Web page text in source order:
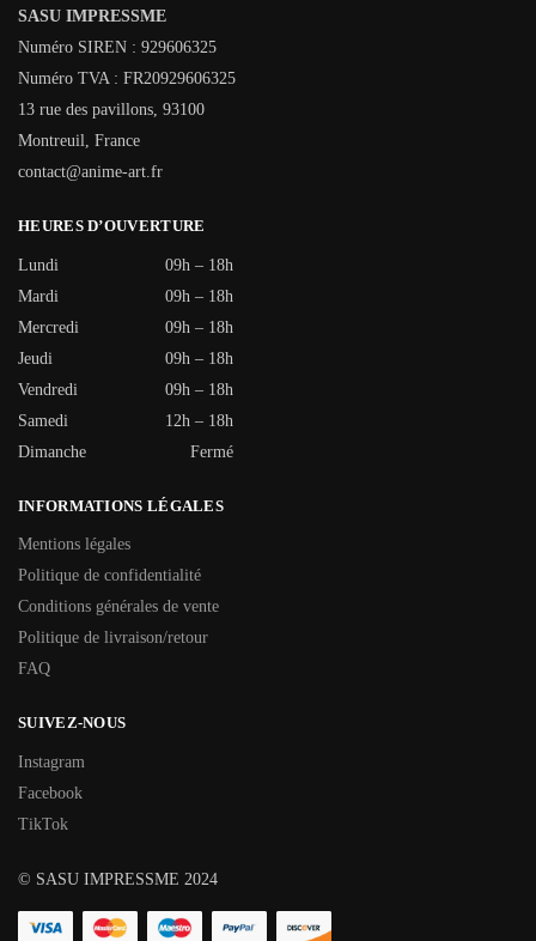
SASU IMPRESSME
Numéro SIREN : 929606325
Numéro TVA : FR20929606325
13 rue des pavillons, 93100
Montreuil, France
contact@anime-art.fr
HEURES D’OUVERTURE
Lundi
09h – 18h
Mardi
09h – 18h
Mercredi
09h – 18h
Jeudi
09h – 18h
Vendredi
09h – 18h
Samedi
12h – 18h
Dimanche
Fermé
INFORMATIONS LÉGALES
Mentions légales
Politique de confidentialité
Conditions générales de vente
Politique de livraison/retour
FAQ
SUIVEZ-NOUS
Instagram
Facebook
TikTok
© SASU IMPRESSME 2024